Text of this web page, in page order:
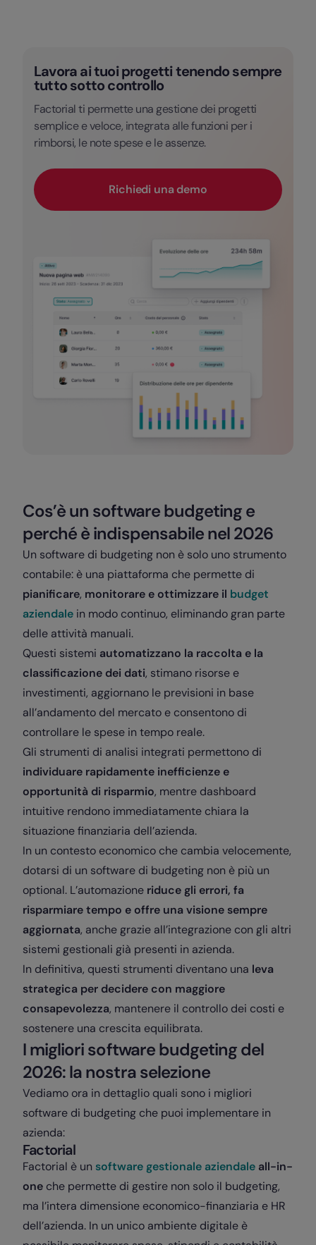
Lavora ai tuoi progetti tenendo sempre
tutto sotto controllo
Factorial ti permette una gestione dei progetti
semplice e veloce, integrata alle funzioni per i
rimborsi, le note spese e le assenze.
Richiedi una demo
Cos’è un software budgeting e
perché è indispensabile nel 2026
Un software di budgeting non è solo uno strumento
contabile: è una piattaforma che permette di
pianificare, monitorare e ottimizzare il budget
aziendale in modo continuo, eliminando gran parte
delle attività manuali.
Questi sistemi automatizzano la raccolta e la
classificazione dei dati, stimano risorse e
investimenti, aggiornano le previsioni in base
all’andamento del mercato e consentono di
controllare le spese in tempo reale.
Gli strumenti di analisi integrati permettono di
individuare rapidamente inefficienze e
opportunità di risparmio, mentre dashboard
intuitive rendono immediatamente chiara la
situazione finanziaria dell’azienda.
In un contesto economico che cambia velocemente,
dotarsi di un software di budgeting non è più un
optional. L’automazione riduce gli errori, fa
risparmiare tempo e offre una visione sempre
aggiornata, anche grazie all’integrazione con gli altri
sistemi gestionali già presenti in azienda.
In definitiva, questi strumenti diventano una leva
strategica per decidere con maggiore
consapevolezza, mantenere il controllo dei costi e
sostenere una crescita equilibrata.
I migliori software budgeting del
2026: la nostra selezione
Vediamo ora in dettaglio quali sono i migliori
software di budgeting che puoi implementare in
azienda:
Factorial
Factorial è un software gestionale aziendale all-in-
one che permette di gestire non solo il budgeting,
ma l’intera dimensione economico-finanziaria e HR
dell’azienda. In un unico ambiente digitale è